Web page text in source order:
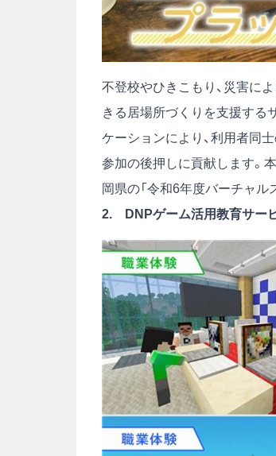
不登校やひきこもり、災害に
きる居場所づくりを支援する
ケーションにより、利用者同
参加の後押しに貢献します。本
岡県の「令和6年度バーチャル
2. DNPゲーム活用教育サー